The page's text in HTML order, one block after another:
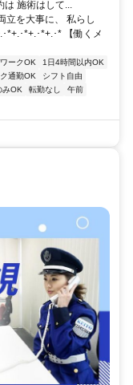
は 施術はして...
立を大事に、 私らし
*+.･*+.･*+.･* 【働くメ
ークOK
1日4時間以内OK
通勤OK
シフト自由
みOK 転勤なし
午前